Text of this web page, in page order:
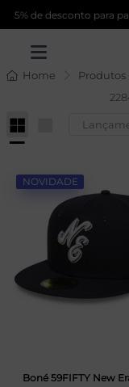
desconto para
Home Produtos
NOVIDADE
Boné 59FIFTY New